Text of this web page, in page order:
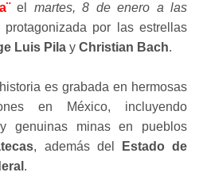
el martes, 8 de enero a las
por las estrellas
Luis Pila y Christian Bach.
es grabada en hermosas
en México, incluyendo
genuinas minas en pueblos
, además del
Estado de
.